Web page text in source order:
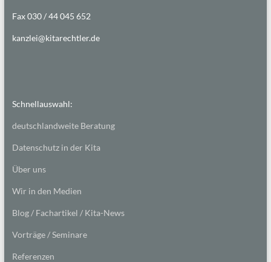
Fax 030 / 44 045 652
kanzlei@kitarechtler.de
Schnellauswahl:
deutschlandweite Beratung
Datenschutz in der Kita
Über uns
Wir in den Medien
Blog / Fachartikel / Kita-News
Vorträge / Seminare
Referenzen